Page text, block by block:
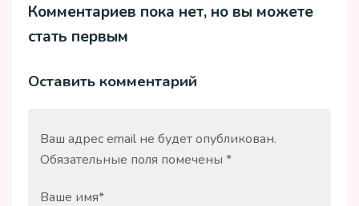
Комментариев пока нет, но вы можете
стать первым
Оставить комментарий
Ваш адрес email не будет опубликован.
Обязательные поля помечены *
Ваше имя*